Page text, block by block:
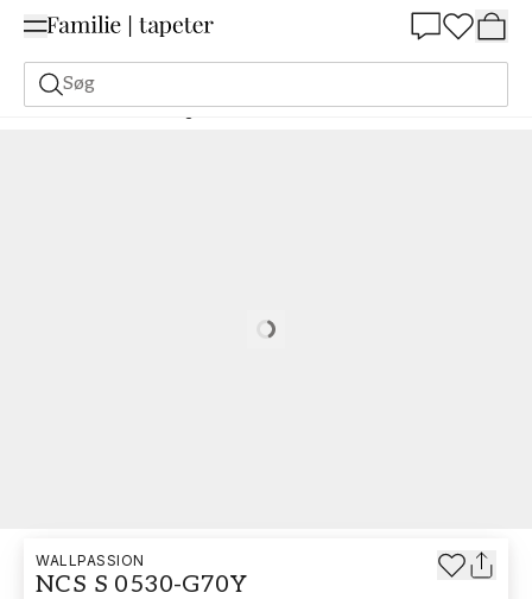
Søg
Malerfarve Bestilling Udfra NCS Bestil efter NCS 0530-G70Y
Loading…
WALLPASSION
NCS S 0530-G70Y